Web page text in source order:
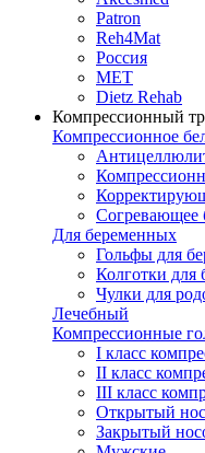
Patron
Reh4Mat
Россия
МЕТ
Dietz Rehab
Компрессионный
Компрессионное
Согревающее
Для беременных
Гольфы для
Колготки для
Чулки для
Лечебный
Компрессионные
I класс
II класс
III класс
Открытый
Закрытый